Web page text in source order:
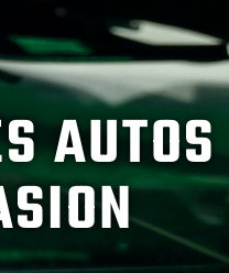
AUTOS